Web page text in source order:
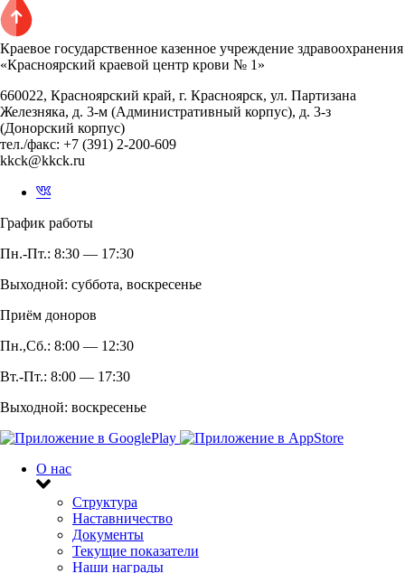
Краевое государственное казенное учреждение здравоохранения
«Красноярский краевой центр крови № 1»
660022, Красноярский край, г. Красноярск, ул. Партизана
Железняка, д. 3-м (Административный корпус), д. 3-з
(Донорский корпус)
тел./факс: +7 (391) 2-200-609
kkck@kkck.ru
График работы
Пн.-Пт.: 8:30 — 17:30
Выходной: суббота, воскресенье
Приём доноров
Пн.,Сб.: 8:00 — 12:30
Вт.-Пт.: 8:00 — 17:30
Выходной: воскресенье
О нас
Структура
Наставничество
Документы
Текущие показатели
Наши награды